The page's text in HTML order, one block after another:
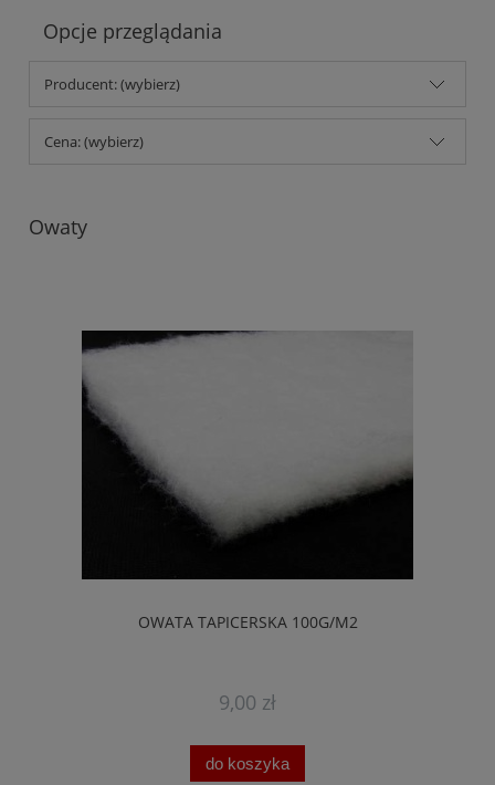
Opcje przeglądania
Producent: (wybierz)
Cena: (wybierz)
Owaty
OWATA TAPICERSKA 100G/M2
9,00 zł
do koszyka